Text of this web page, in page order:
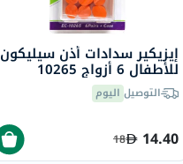
إيزيكير سدادات أذن سيليكون
للأطفال 6 أزواج 10265
التوصيل اليوم
14.40
18